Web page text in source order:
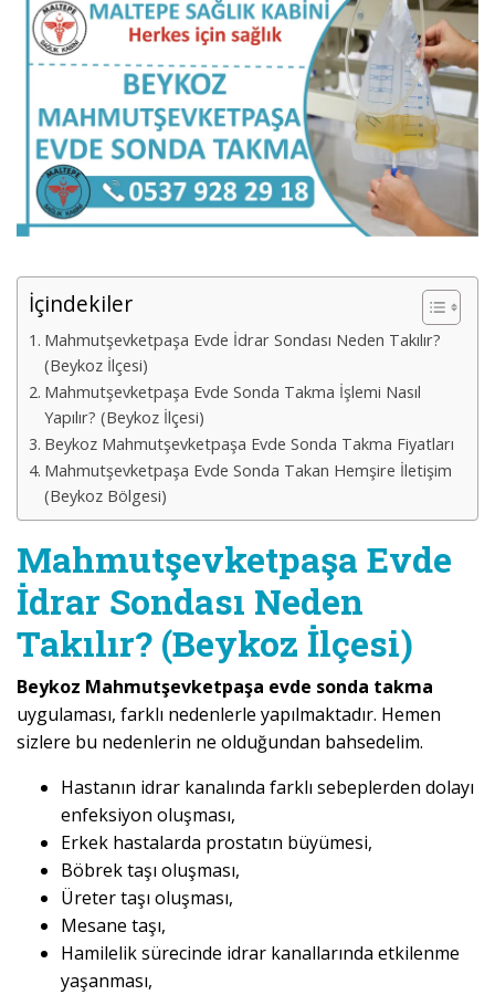
İçindekiler
Mahmutşevketpaşa Evde İdrar Sondası Neden Takılır?
(Beykoz İlçesi)
Mahmutşevketpaşa Evde Sonda Takma İşlemi Nasıl
Yapılır? (Beykoz İlçesi)
Beykoz Mahmutşevketpaşa Evde Sonda Takma Fiyatları
Mahmutşevketpaşa Evde Sonda Takan Hemşire İletişim
(Beykoz Bölgesi)
Mahmutşevketpaşa Evde
İdrar Sondası Neden
Takılır? (Beykoz İlçesi)
Beykoz Mahmutşevketpaşa evde sonda takma
uygulaması, farklı nedenlerle yapılmaktadır. Hemen
sizlere bu nedenlerin ne olduğundan bahsedelim.
Hastanın idrar kanalında farklı sebeplerden dolayı
enfeksiyon oluşması,
Erkek hastalarda prostatın büyümesi,
Böbrek taşı oluşması,
Üreter taşı oluşması,
Mesane taşı,
Hamilelik sürecinde idrar kanallarında etkilenme
yaşanması,